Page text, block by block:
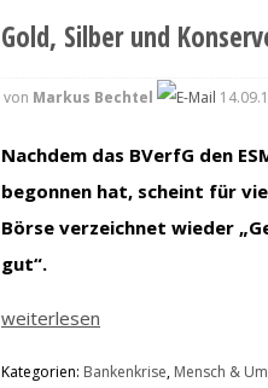
Gold, Silber und
von Markus Bechtel
Nachdem das BVerfG den
begonnen hat, scheint für
Börse verzeichnet wieder
gut“.
weiterlesen
Kategorien: Bankenkrise, Mensch &